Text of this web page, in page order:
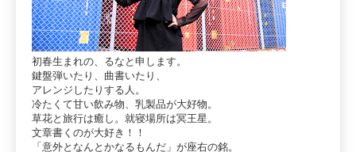
初春生まれの、るなと申します。
鍵盤弾いたり、曲書いたり、
アレンジしたりする人。
冷たくて甘い飲み物、乳製品が大好物。
草花と旅行は癒し。就寝場所は冥王星。
文章書くのが大好き！！
「意外となんとかなるもんだ」が座右の銘。